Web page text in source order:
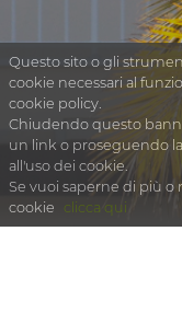
Questo sito o gli
cookie necessari al
cookie policy.
Chiudendo questo
un link o proseguendo
all'uso dei cookie.
Se vuoi saperne di più o
cookie
clicca qui